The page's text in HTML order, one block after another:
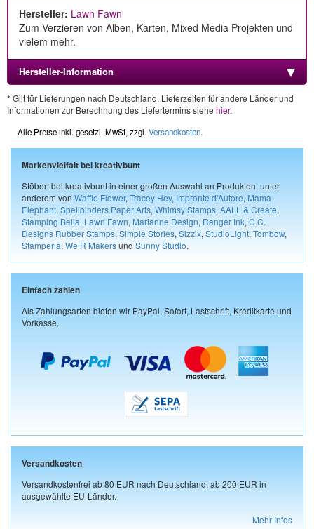
Hersteller: Lawn Fawn
Zum Verzieren von Alben, Karten, Mixed Media Projekten und
vielem mehr.
Hersteller-Information
* Gilt für Lieferungen nach Deutschland. Lieferzeiten für andere Länder und
Informationen zur Berechnung des Liefertermins siehe hier.
Alle Preise inkl. gesetzl. MwSt, zzgl. Versandkosten.
Markenvielfalt bei kreativbunt
Stöbert bei kreativbunt in einer großen Auswahl an Produkten, unter
anderem von Waffle Flower, Tracey Hey, Impronte d'Autore, Mama
Elephant, Spellbinders Paper Arts, Whimsy Stamps, AALL & Create,
Stamping Bella, Lawn Fawn, Marianne Design, Ranger Ink, C.C.
Designs Rubber Stamps, Simple Stories, Sizzix, StudioLight, Tombow,
Stamperia, We R Makersund Sunny Studio.
Einfach zahlen
Als Zahlungsarten bieten wir PayPal, Sofort, Lastschrift, Kreditkarte und
Vorkasse.
Versandkosten
Versandkostenfrei ab 80 EUR nach Deutschland, ab 200 EUR in
ausgewählte EU-Länder.
Mehr Infos